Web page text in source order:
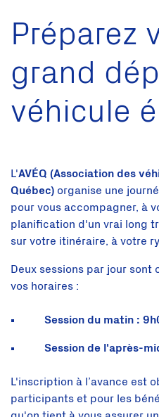
Préparez
grand
véhicule
L'AVÉQ (Association des
Québec) organise une
pour vous accompagner, à
planification d'un vrai long
sur votre itinéraire, à votre
Deux sessions par jour
vos horaires :
Session du matin :
Session de l'après-
L'inscription à l’avance est
participants et pour les